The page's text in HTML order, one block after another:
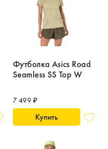
Футболка Asics Road
Seamless SS Top W
7 499 ₽
Купить